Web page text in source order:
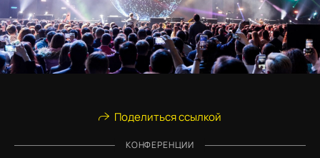
Поделиться ссылкой
КОНФЕРЕНЦИИ